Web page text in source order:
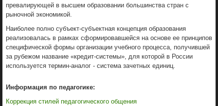
превалирующей в высшем образовании большинства стран с
рыночной экономикой.
Наиболее полно субъект-субъектная концепция образования
реализовалась в рамках сформировавшейся на основе ее принципов
специфической формы организации учебного процесса, получившей
за рубежом название «кредит-системы», для которой в России
используется термин-аналог - система зачетных единиц.
Информация по педагогике:
Коррекция стилей педагогического общения